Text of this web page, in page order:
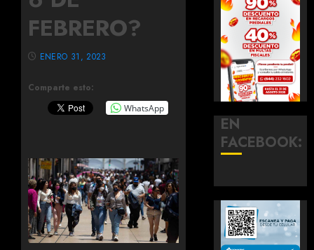
FEBRERO?
Comparte esto:
WhatsApp
ENERO 31, 2023
EN
FACEBOOK: